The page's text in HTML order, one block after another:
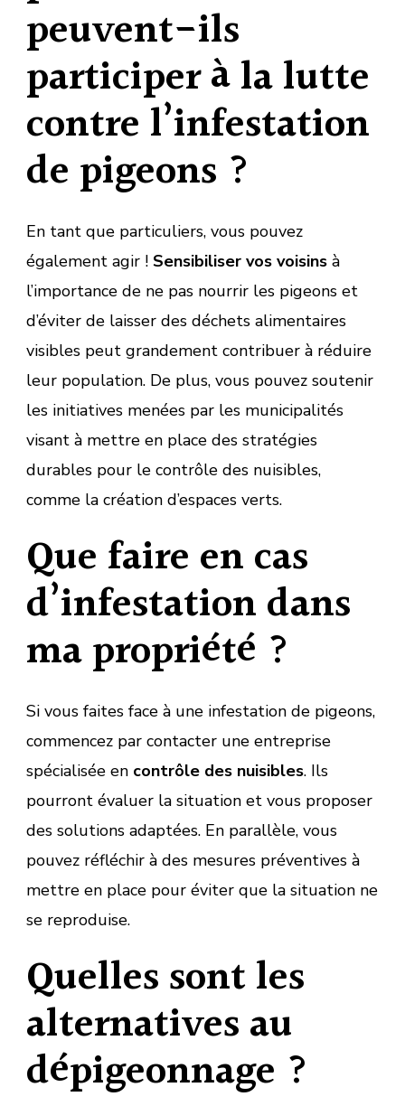
peuvent-ils
participer à la lutte
contre l’infestation
de pigeons ?
En tant que particuliers, vous pouvez
également agir ! Sensibiliser vos voisins à
l’importance de ne pas nourrir les pigeons et
d’éviter de laisser des déchets alimentaires
visibles peut grandement contribuer à réduire
leur population. De plus, vous pouvez soutenir
les initiatives menées par les municipalités
visant à mettre en place des stratégies
durables pour le contrôle des nuisibles,
comme la création d’espaces verts.
Que faire en cas
d’infestation dans
ma propriété ?
Si vous faites face à une infestation de pigeons,
commencez par contacter une entreprise
spécialisée en contrôle des nuisibles. Ils
pourront évaluer la situation et vous proposer
des solutions adaptées. En parallèle, vous
pouvez réfléchir à des mesures préventives à
mettre en place pour éviter que la situation ne
se reproduise.
Quelles sont les
alternatives au
dépigeonnage ?